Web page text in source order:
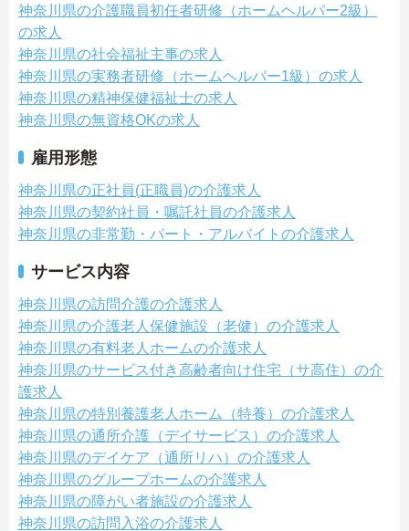
神奈川県の介護職員初任者研修（ホームヘルパー2級）
の求人
神奈川県の社会福祉主事の求人
神奈川県の実務者研修（ホームヘルパー1級）の求人
神奈川県の精神保健福祉士の求人
神奈川県の無資格OKの求人
雇用形態
神奈川県の正社員(正職員)の介護求人
神奈川県の契約社員・嘱託社員の介護求人
神奈川県の非常勤・パート・アルバイトの介護求人
サービス内容
神奈川県の訪問介護の介護求人
神奈川県の介護老人保健施設（老健）の介護求人
神奈川県の有料老人ホームの介護求人
神奈川県のサービス付き高齢者向け住宅（サ高住）の介
護求人
神奈川県の特別養護老人ホーム（特養）の介護求人
神奈川県の通所介護（デイサービス）の介護求人
神奈川県のデイケア（通所リハ）の介護求人
神奈川県のグループホームの介護求人
神奈川県の障がい者施設の介護求人
神奈川県の訪問入浴の介護求人